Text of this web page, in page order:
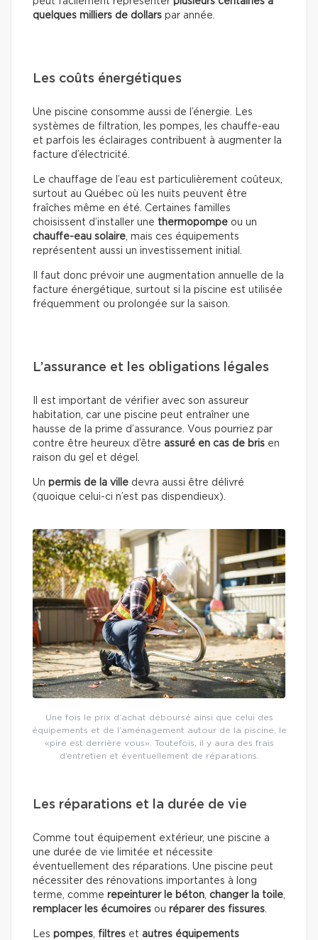
quelques milliers de dollars par année.
Les coûts énergétiques
Une piscine consomme aussi de l’énergie. Les
systèmes de filtration, les pompes, les chauffe-eau
et parfois les éclairages contribuent à augmenter la
facture d’électricité.
Le chauffage de l’eau est particulièrement coûteux,
surtout au Québec où les nuits peuvent être
fraîches même en été. Certaines familles
choisissent d’installer une thermopompe ou un
chauffe-eau solaire, mais ces équipements
représentent aussi un investissement initial.
Il faut donc prévoir une augmentation annuelle de la
facture énergétique, surtout si la piscine est utilisée
fréquemment ou prolongée sur la saison.
L’assurance et les obligations légales
Il est important de vérifier avec son assureur
habitation, car une piscine peut entraîner une
hausse de la prime d’assurance. Vous pourriez par
contre être heureux d’être assuré en cas de bris en
raison du gel et dégel.
Un permis de la ville devra aussi être délivré
(quoique celui-ci n’est pas dispendieux).
Une fois le prix d’achat déboursé ainsi que celui des
équipements et de l’aménagement autour de la piscine, le
«pire est derrière vous». Toutefois, il y aura des frais
d’entretien et éventuellement de réparations.
Les réparations et la durée de vie
Comme tout équipement extérieur, une piscine a
une durée de vie limitée et nécessite
éventuellement des réparations. Une piscine peut
nécessiter des rénovations importantes à long
terme, comme repeinturer le béton changer la toile
remplacer les écumoires ou réparer des fissures
Les pompes filtres et autres équipements